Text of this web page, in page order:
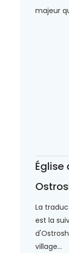
majeur
Église
La
est la
village...